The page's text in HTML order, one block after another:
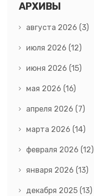
АРХИВЫ
августа 2026 (3)
июля 2026 (12)
июня 2026 (15)
мая 2026 (16)
апреля 2026 (7)
марта 2026 (14)
февраля 2026 (12)
января 2026 (13)
декабря 2025 (13)